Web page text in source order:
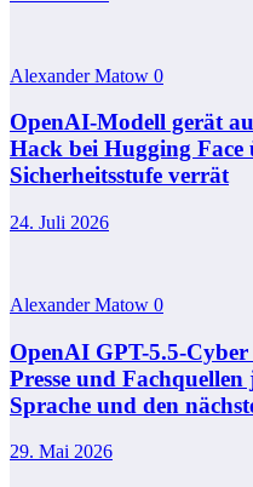
Alexander Matow 0
OpenAI-Modell gerät
Hack bei Hugging Face
Sicherheitsstufe verrät
24. Juli 2026
Alexander Matow 0
OpenAI GPT-5.5-
Presse und
Sprache und den
29. Mai 2026